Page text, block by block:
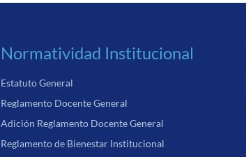
Normatividad Institucional
Estatuto General
Reglamento Docente General
Adición Reglamento Docente General
Reglamento de Bienestar Institucional